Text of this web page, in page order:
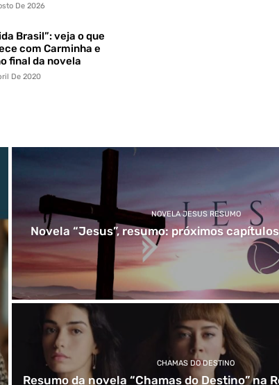
De 2026
Brasil”: veja o que
com Carminha e
final da novela
De 2020
NOVELA JESUS RESUMO
Novela “Jesus”, resumo: próximos
CHAMAS DO DESTINO
Resumo da novela “Chamas do Destino” na